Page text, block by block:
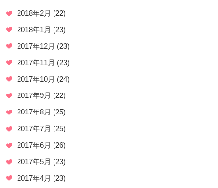
2018年2月 (22)
2018年1月 (23)
2017年12月 (23)
2017年11月 (23)
2017年10月 (24)
2017年9月 (22)
2017年8月 (25)
2017年7月 (25)
2017年6月 (26)
2017年5月 (23)
2017年4月 (23)